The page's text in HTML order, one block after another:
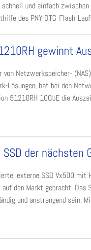
schnell und einfach
des PNY OTG-Flash-
gewinnt
von Netzwerkspeicher-
Lösungen, hat bei den
51210RH 10GbE die
der nächsten
externe SSD Vx500 mit
den Markt gebracht. Das
und anstrengend sein.